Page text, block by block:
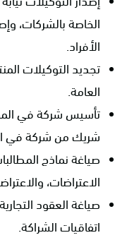
الخاصة بالشركات،
الأفراد.
تجديد التوكيلات
العامة.
تأسيس شركة في
شريك من شركة في
صياغة نماذج
الاعتراضات،
صياغة العقود
اتفاقيات الشراكة.